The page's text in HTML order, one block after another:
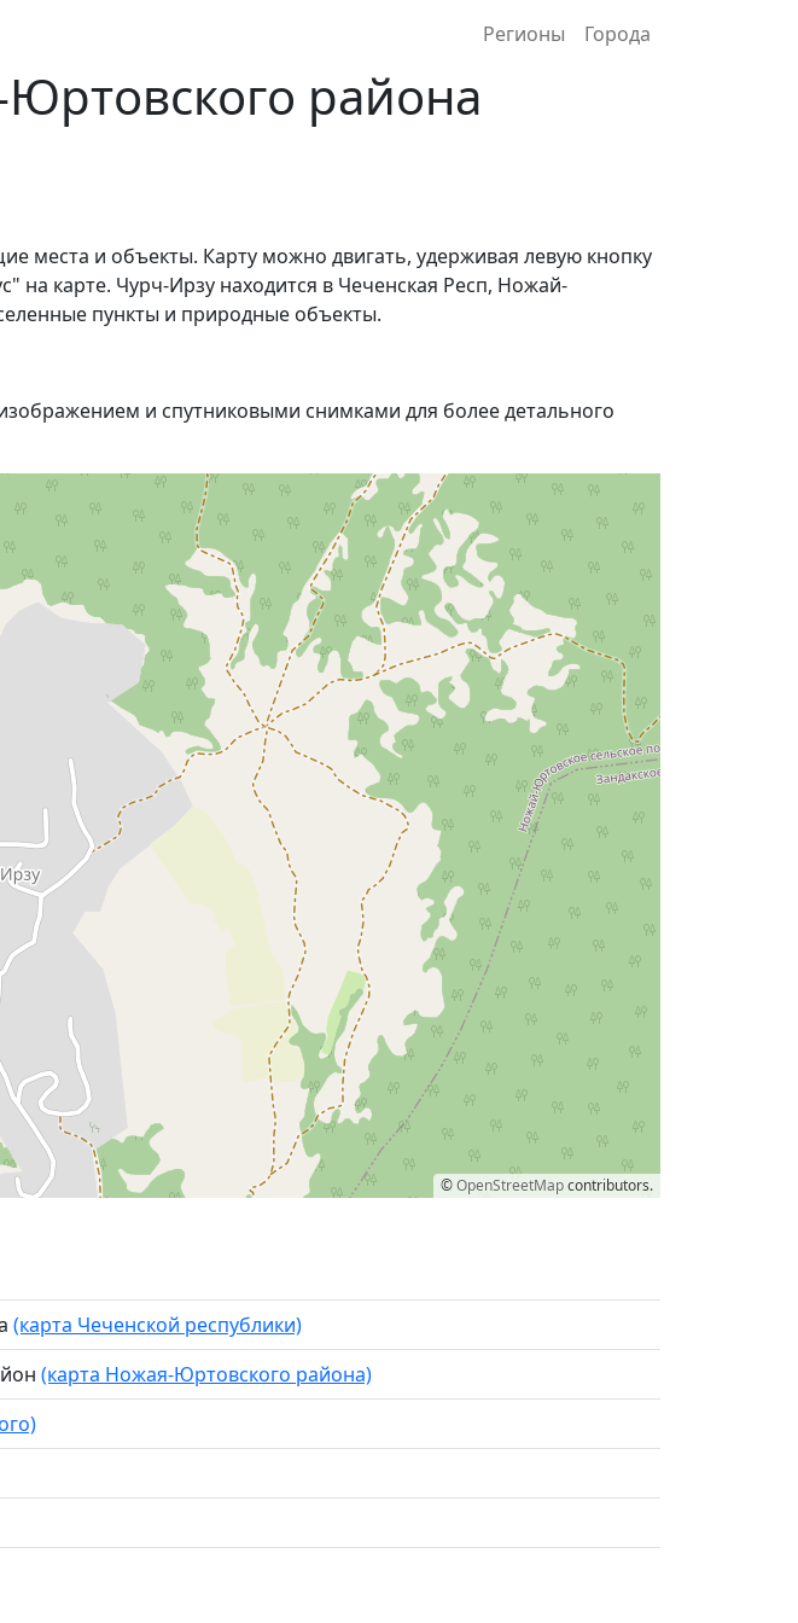
Регионы Города
района
места и объекты. Карту можно двигать, удерживая левую кнопку
карте. Чурч-Ирзу находится в Чеченская Респ, Ножай-
пункты и природные объекты.
и спутниковыми снимками для более детального
©OpenStreetMapcontributors.
(карта Чеченской республики)
(карта Ножая-Юртовского района)